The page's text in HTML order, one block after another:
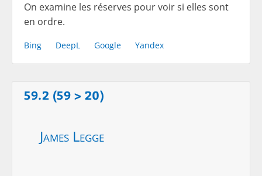
On examine les réserves pour voir si elles sont
en ordre.
Bing DeepL Google Yandex
59.2 (59 > 20)
James Legge